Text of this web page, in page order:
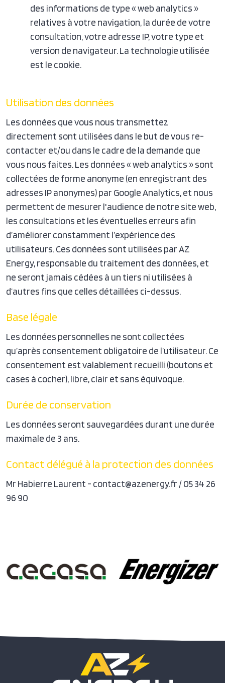
des informations de type « web analytics »
relatives à votre navigation, la durée de votre
consultation, votre adresse IP, votre type et
version de navigateur. La technologie utilisée
est le cookie.
Utilisation des données
Les données que vous nous transmettez
directement sont utilisées dans le but de vous re-
contacter et/ou dans le cadre de la demande que
vous nous faites. Les données « web analytics » sont
collectées de forme anonyme (en enregistrant des
adresses IP anonymes) par Google Analytics, et nous
permettent de mesurer l'audience de notre site web,
les consultations et les éventuelles erreurs afin
d’améliorer constamment l’expérience des
utilisateurs. Ces données sont utilisées par AZ
Energy, responsable du traitement des données, et
ne seront jamais cédées à un tiers ni utilisées à
d’autres fins que celles détaillées ci-dessus.
Base légale
Les données personnelles ne sont collectées
qu’après consentement obligatoire de l’utilisateur. Ce
consentement est valablement recueilli (boutons et
cases à cocher), libre, clair et sans équivoque.
Durée de conservation
Les données seront sauvegardées durant une durée
maximale de 3 ans.
Contact délégué à la protection des données
Mr Habierre Laurent - contact@azenergy.fr / 05 34 26
96 90